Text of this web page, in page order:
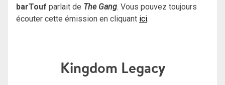
barTouf parlait de The Gang. Vous pouvez toujours
écouter cette émission en cliquant ici.
Kingdom Legacy